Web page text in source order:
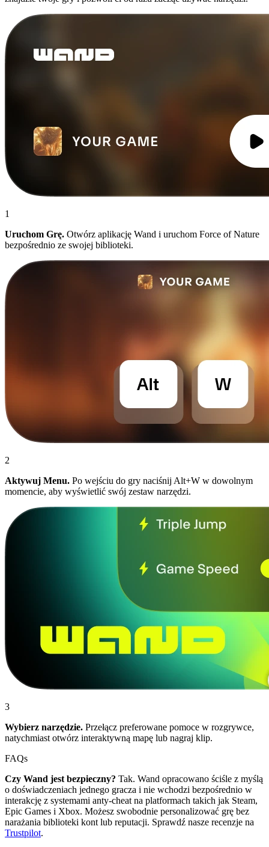
1
Uruchom Grę. Otwórz aplikację Wand i uruchom Force of Nature
bezpośrednio ze swojej biblioteki.
2
Aktywuj Menu. Po wejściu do gry naciśnij Alt+W w dowolnym
momencie, aby wyświetlić swój zestaw narzędzi.
3
Wybierz narzędzie. Przełącz preferowane pomoce w rozgrywce,
natychmiast otwórz interaktywną mapę lub nagraj klip.
FAQs
Czy Wand jest bezpieczny? Tak. Wand opracowano ściśle z myślą
o doświadczeniach jednego gracza i nie wchodzi bezpośrednio w
interakcję z systemami anty-cheat na platformach takich jak Steam,
Epic Games i Xbox. Możesz swobodnie personalizować grę bez
narażania biblioteki kont lub reputacji. Sprawdź nasze recenzje na
Trustpilot.